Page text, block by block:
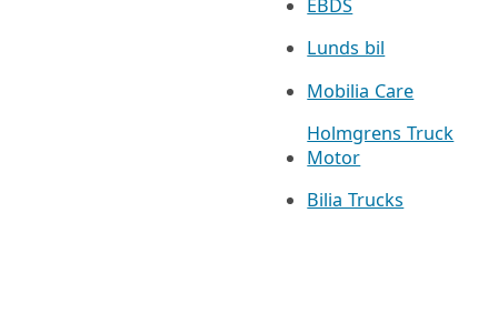
EBDS
Lunds bil
Mobilia Care
Holmgrens Truck
Motor
Bilia Trucks